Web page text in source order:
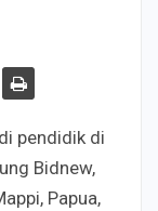
pendidik di
Bidnew,
Papua,